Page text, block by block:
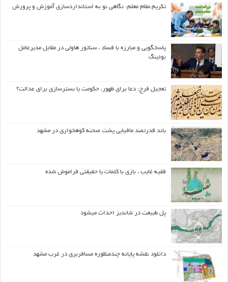
تکریم مقام معلم: نگاهی نو به استانداردسازی آموزش و پرورش
پاسخگویی و مبارزه با فساد ، سناتور هاولی در مقابل مدیرعامل
بوئینگ
تعجیل فرج: دعا برای ظهور، حکومت یا بسترسازی برای عدالت؟
باند قدرتمند مافیایی پشت صحنه کوهخواری در مشهد
فقیه غایب ، بازی با کلمات یا حقیقتی فراموش شده
پل طبیعت در شاندیز احداث میشود
دانلود نقشه پایانه چندمنظوره مسافربری در غرب مشهد